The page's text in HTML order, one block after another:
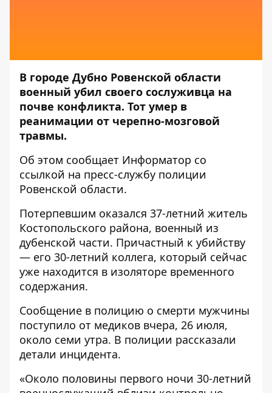
В городе Дубно Ровенской области
военный убил своего сослуживца на
почве конфликта. Тот умер в
реанимации от черепно-мозговой
травмы.
Об этом сообщает Информатор со
ссылкой на пресс-службу полиции
Ровенской области.
Потерпевшим оказался 37-летний житель
Костопольского района, военный из
дубенской части. Причастный к убийству
— его 30-летний коллега, который сейчас
уже находится в изоляторе временного
содержания.
Сообщение в полицию о смерти мужчины
поступило от медиков вчера, 26 июля,
около семи утра. В полиции рассказали
детали инцидента.
«Около половины первого ночи 30-летний